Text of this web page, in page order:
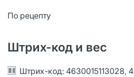
По рецепту
Штрих-код и вес
Штрих-код: 4630015113028,